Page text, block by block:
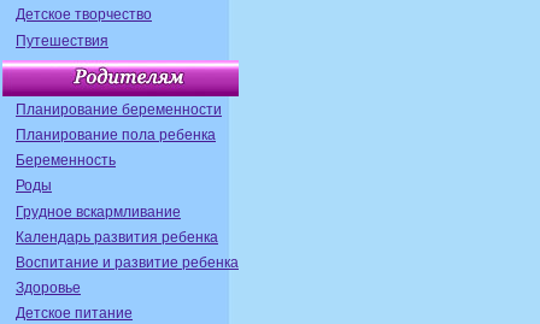
Детское творчество
Путешествия
Планирование беременности
Планирование пола ребенка
Беременность
Роды
Грудное вскармливание
Календарь развития ребенка
Воспитание и развитие ребенка
Здоровье
Детское питание